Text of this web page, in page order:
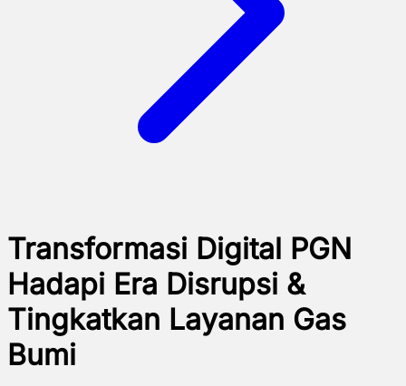
Transformasi Digital PGN
Hadapi Era Disrupsi &
Tingkatkan Layanan Gas
Bumi